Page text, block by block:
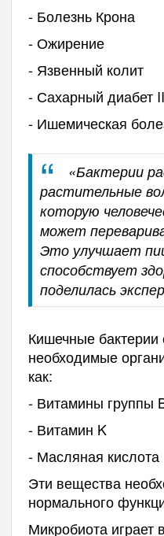
- Болезнь Крона
- Ожирение
- Язвенный колит
- Сахарный диабет
- Ишемическая
«Бактерии
растительные
которую
может
Это улучшает
способствует
поделилась
Кишечные бактерии
необходимые
как:
- Витамины группы
- Витамин K
- Масляная кислота
Эти вещества
нормального
Микробиота играет